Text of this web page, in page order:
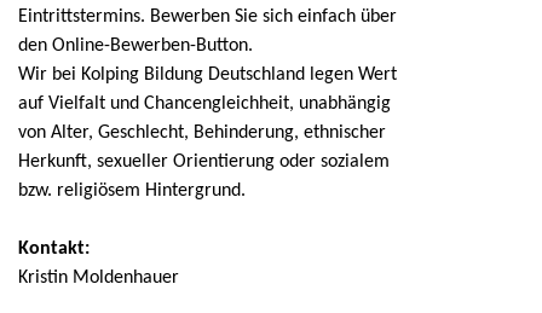
Eintrittstermins. Bewerben Sie sich einfach über
den Online-Bewerben-Button.
Wir bei Kolping Bildung Deutschland legen Wert
auf Vielfalt und Chancengleichheit, unabhängig
von Alter, Geschlecht, Behinderung, ethnischer
Herkunft, sexueller Orientierung oder sozialem
bzw. religiösem Hintergrund.
Kontakt:
Kristin Moldenhauer